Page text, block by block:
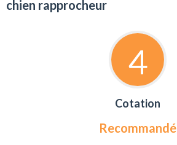
chien rapprocheur
4
Cotation
Recommandé